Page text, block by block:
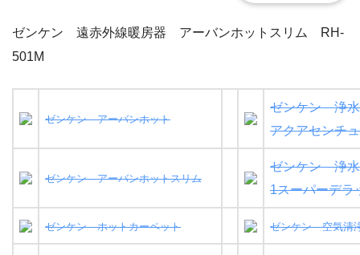
ゼンケン 遠赤外線暖房器 アーバンホットスリム RH-
501M
ゼンケン アーバンホット
ゼンケン 浄
アクアセンチ
ゼンケン アーバンホットスリム
ゼンケン 浄
1スーパーデラ
ゼンケン ホットカーペット ゼンケン 空気清